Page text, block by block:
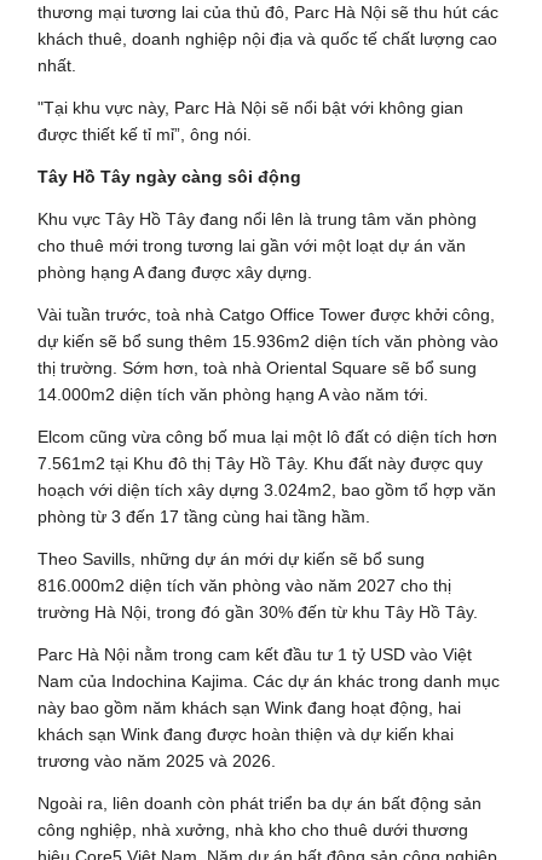
thương mại tương lai của thủ đô, Parc Hà Nội sẽ thu hút các
khách thuê, doanh nghiệp nội địa và quốc tế chất lượng cao
nhất.
"Tại khu vực này, Parc Hà Nội sẽ nổi bật với không gian
được thiết kế tỉ mỉ”, ông nói.
Tây Hồ Tây ngày càng sôi động
Khu vực Tây Hồ Tây đang nổi lên là trung tâm văn phòng
cho thuê mới trong tương lai gần với một loạt dự án văn
phòng hạng A đang được xây dựng.
Vài tuần trước, toà nhà Catgo Office Tower được khởi công,
dự kiến sẽ bổ sung thêm 15.936m2 diện tích văn phòng vào
thị trường. Sớm hơn, toà nhà Oriental Square sẽ bổ sung
14.000m2 diện tích văn phòng hạng A vào năm tới.
Elcom cũng vừa công bố mua lại một lô đất có diện tích hơn
7.561m2 tại Khu đô thị Tây Hồ Tây. Khu đất này được quy
hoạch với diện tích xây dựng 3.024m2, bao gồm tổ hợp văn
phòng từ 3 đến 17 tầng cùng hai tầng hầm.
Theo Savills, những dự án mới dự kiến sẽ bổ sung
816.000m2 diện tích văn phòng vào năm 2027 cho thị
trường Hà Nội, trong đó gần 30% đến từ khu Tây Hồ Tây.
Parc Hà Nội nằm trong cam kết đầu tư 1 tỷ USD vào Việt
Nam của Indochina Kajima. Các dự án khác trong danh mục
này bao gồm năm khách sạn Wink đang hoạt động, hai
khách sạn Wink đang được hoàn thiện và dự kiến khai
trương vào năm 2025 và 2026.
Ngoài ra, liên doanh còn phát triển ba dự án bất động sản
công nghiệp, nhà xưởng, nhà kho cho thuê dưới thương
hiệu Core5 Việt Nam. Năm dự án bất động sản công nghiệp